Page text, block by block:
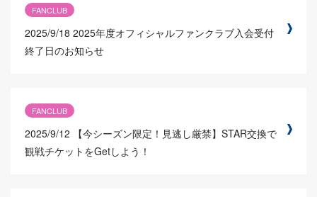
FANCLUB
2025/9/18 2025年度オフィシャルファンクラブ入会受付
終了日のお知らせ
FANCLUB
2025/9/12
【今シーズン限定！見逃し厳禁】STAR交換で
観戦チケットをGetしよう！